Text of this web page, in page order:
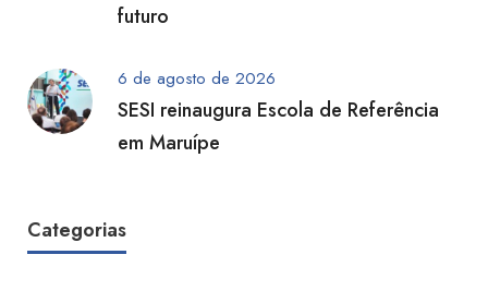
futuro
6 de agosto de 2026
SESI reinaugura Escola de Referência
em Maruípe
Categorias